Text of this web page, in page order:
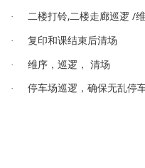
· 二楼打铃,二楼走廊巡逻 /
· 复印和课结束后清场
· 维序，巡逻， 清场
· 停车场巡逻 ，确保无乱停